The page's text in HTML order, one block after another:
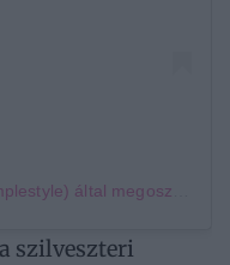
szilveszteri